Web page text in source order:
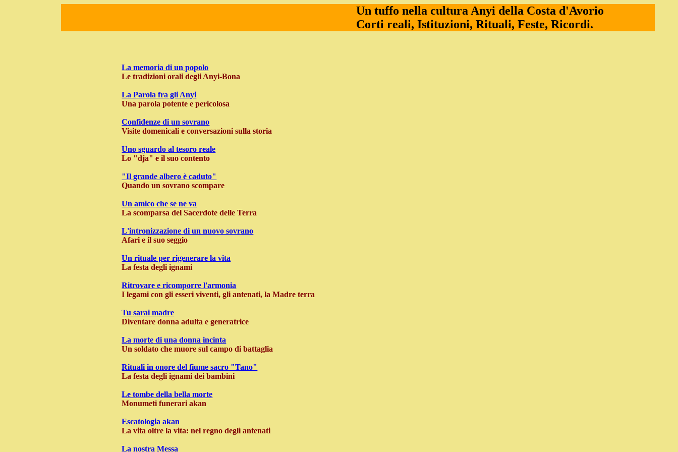
Un tuffo nella cultura Anyi della Costa d'Avorio
Corti reali, Istituzioni, Rituali, Feste, Ricordi.
La memoria di un popolo
Le tradizioni orali degli Anyi-Bona
La Parola fra gli Anyi
Una parola potente e pericolosa
Confidenze di un sovrano
Visite domenicali e conversazioni sulla storia
Uno sguardo al tesoro reale
Lo "dja" e il suo contento
"Il grande albero è caduto"
Quando un sovrano scompare
Un amico che se ne va
La scomparsa del Sacerdote delle Terra
L'intronizzazione di un nuovo sovrano
Afari e il suo seggio
Un rituale per rigenerare la vita
La festa degli ignami
Ritrovare e ricomporre l'armonia
I legami con gli esseri viventi, gli antenati, la Madre terra
Tu sarai madre
Diventare donna adulta e generatrice
La morte di una donna incinta
Un soldato che muore sul campo di battaglia
Rituali in onore del fiume sacro "Tano"
La festa degli ignami dei bambini
Le tombe della bella morte
Monumeti funerari akan
Escatologia akan
La vita oltre la vita: nel regno degli antenati
La nostra Messa